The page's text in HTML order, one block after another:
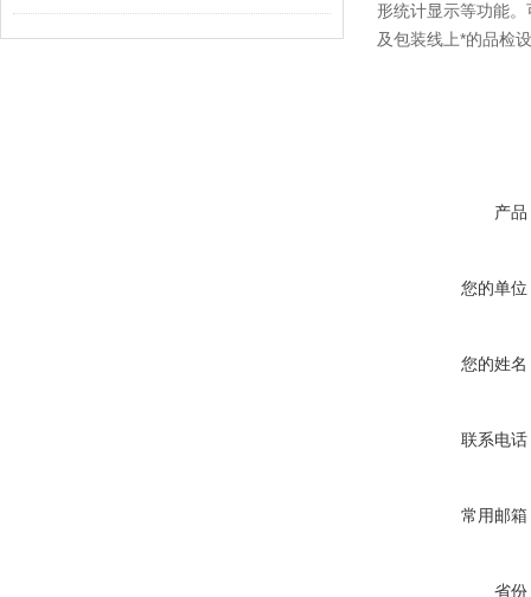
形统计显示等功能
及包装线上*的品检
产品
您的单位
您的姓名
联系电话
常用邮箱
省份